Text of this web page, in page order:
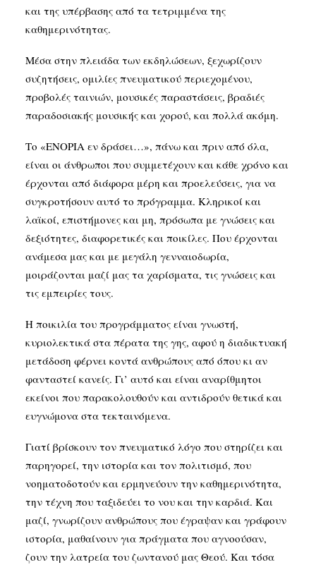
και της υπέρβασης από τα τετριμμένα της
καθημερινότητας.
Μέσα στην πλειάδα των εκδηλώσεων, ξεχωρίζουν
συζητήσεις, ομιλίες πνευματικού περιεχομένου,
προβολές ταινιών, μουσικές παραστάσεις, βραδιές
παραδοσιακής μουσικής και χορού, και πολλά ακόμη.
Το «ΕΝΟΡΙΑ εν δράσει…», πάνω και πριν από όλα,
είναι οι άνθρωποι που συμμετέχουν και κάθε χρόνο και
έρχονται από διάφορα μέρη και προελεύσεις, για να
συγκροτήσουν αυτό το πρόγραμμα. Κληρικοί και
λαϊκοί, επιστήμονες και μη, πρόσωπα με γνώσεις και
δεξιότητες, διαφορετικές και ποικίλες. Που έρχονται
ανάμεσα μας και με μεγάλη γενναιοδωρία,
μοιράζονται μαζί μας τα χαρίσματα, τις γνώσεις και
τις εμπειρίες τους.
Η ποικιλία του προγράμματος είναι γνωστή,
κυριολεκτικά στα πέρατα της γης, αφού η διαδικτυακή
μετάδοση φέρνει κοντά ανθρώπους από όπου κι αν
φανταστεί κανείς. Γι’ αυτό και είναι αναρίθμητοι
εκείνοι που παρακολουθούν και αντιδρούν θετικά και
ευγνώμονα στα τεκταινόμενα.
Γιατί βρίσκουν τον πνευματικό λόγο που στηρίζει και
παρηγορεί, την ιστορία και τον πολιτισμό, που
νοηματοδοτούν και ερμηνεύουν την καθημερινότητα,
την τέχνη που ταξιδεύει το νου και την καρδιά. Και
μαζί, γνωρίζουν ανθρώπους που έγραψαν και γράφουν
ιστορία, μαθαίνουν για πράγματα που αγνοούσαν,
ζουν την λατρεία του ζωντανού μας Θεού. Και τόσα